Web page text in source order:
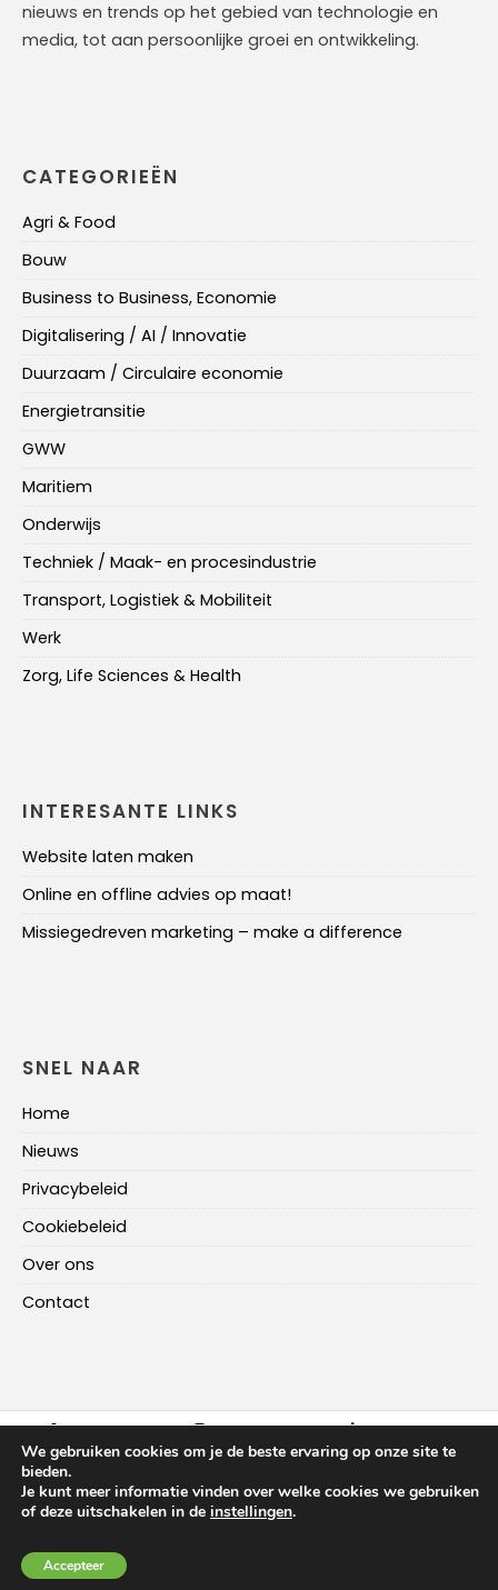
nieuws en trends op het gebied van technologie en
media, tot aan persoonlijke groei en ontwikkeling.
CATEGORIEËN
Agri & Food
Bouw
Business to Business, Economie
Digitalisering / AI / Innovatie
Duurzaam / Circulaire economie
Energietransitie
GWW
Maritiem
Onderwijs
Techniek / Maak- en procesindustrie
Transport, Logistiek & Mobiliteit
Werk
Zorg, Life Sciences & Health
INTERESANTE LINKS
Website laten maken
Online en offline advies op maat!
Missiegedreven marketing – make a difference
SNEL NAAR
Home
Nieuws
Privacybeleid
Cookiebeleid
Over ons
Contact
FACEBOOK INSTAGRAM LINKEDIN
HOME NIEUWS OVER ONS CONTACT
We gebruiken cookies om je de beste ervaring op onze site te
bieden.
Je kunt meer informatie vinden over welke cookies we gebruiken
of deze uitschakelen in de instellingen.
Accepteer